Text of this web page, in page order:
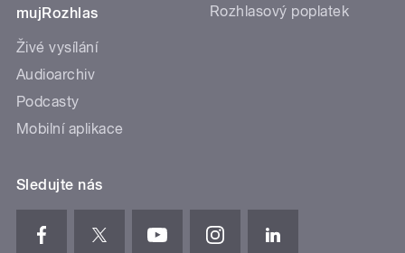
mujRozhlas
Živé vysílání
Audioarchiv
Podcasty
Mobilní aplikace
Rozhlasový poplatek
Sledujte nás